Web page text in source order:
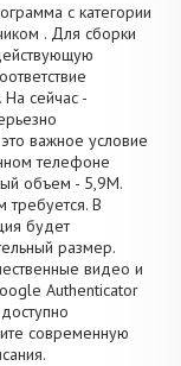
с категории
. Для сборки
сейчас -
важное условие
телефоне
объем - 5,9M.
требуется. В
будет
размер.
видео и
Authenticator
современную